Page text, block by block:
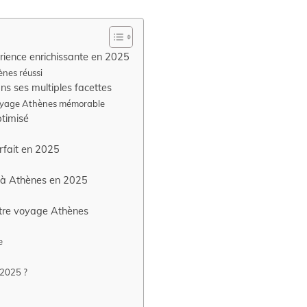
enrichissante en 2025
réussi
ses multiples facettes
Athènes mémorable
en 2025
Athènes en 2025
voyage Athènes
?